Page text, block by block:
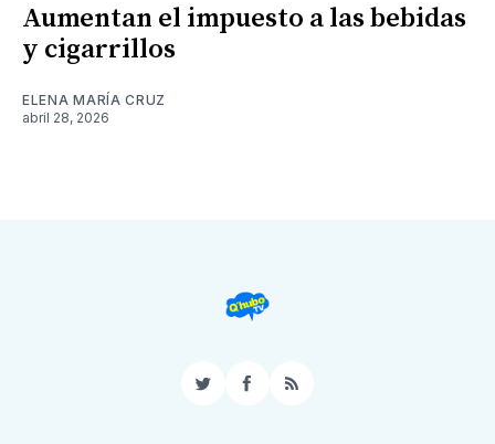
Aumentan el impuesto a las bebidas
y cigarrillos
ELENA MARÍA CRUZ
abril 28, 2026
TwitterFacebook
RSS